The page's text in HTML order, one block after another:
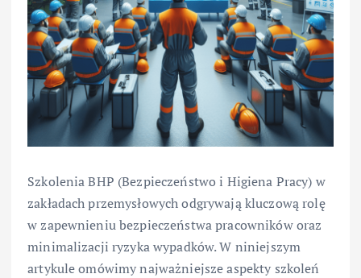
Szkolenia BHP (Bezpieczeństwo i Higiena Pracy) w
zakładach przemysłowych odgrywają kluczową rolę
w zapewnieniu bezpieczeństwa pracowników oraz
minimalizacji ryzyka wypadków. W niniejszym
artykule omówimy najważniejsze aspekty szkoleń